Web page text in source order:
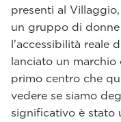
presenti al
un gruppo di
l'accessibilità reale
lanciato un marchio
primo centro che
vedere se siamo
significativo è stato